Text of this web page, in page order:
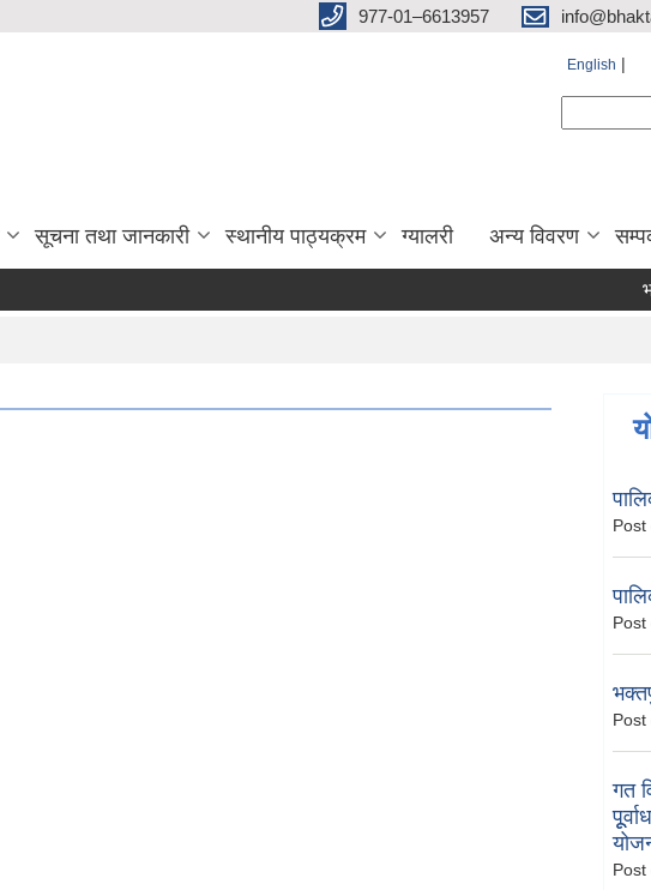
977-01–6613957
English
सूचना तथा जानकारी स्थानीय पाठ्यक्रम ग्यालरी अन्य विवरण
Post
Post
Post
गत
Post